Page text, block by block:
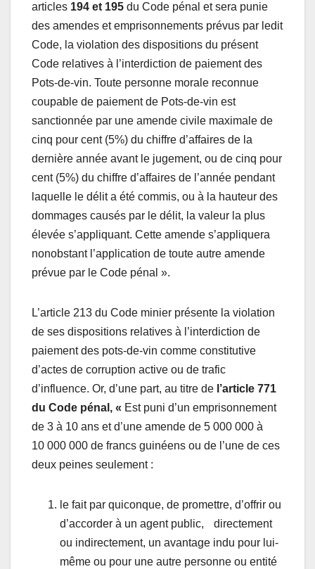
articles 194 et 195 du Code pénal et sera punie
des amendes et emprisonnements prévus par ledit
Code, la violation des dispositions du présent
Code relatives à l’interdiction de paiement des
Pots-de-vin. Toute personne morale reconnue
coupable de paiement de Pots-de-vin est
sanctionnée par une amende civile maximale de
cinq pour cent (5%) du chiffre d’affaires de la
dernière année avant le jugement, ou de cinq pour
cent (5%) du chiffre d’affaires de l’année pendant
laquelle le délit a été commis, ou à la hauteur des
dommages causés par le délit, la valeur la plus
élevée s’appliquant. Cette amende s’appliquera
nonobstant l’application de toute autre amende
prévue par le Code pénal ».
L’article 213 du Code minier présente la violation
de ses dispositions relatives à l’interdiction de
paiement des pots-de-vin comme constitutive
d’actes de corruption active ou de trafic
d’influence. Or, d’une part, au titre de l’article 771
du Code pénal, « Est puni d’un emprisonnement
de 3 à 10 ans et d’une amende de 5 000 000 à
10 000 000 de francs guinéens ou de l’une de ces
deux peines seulement :
le fait par quiconque, de promettre, d’offrir ou
d’accorder à un agent public, directement
ou indirectement, un avantage indu pour lui-
même ou pour une autre personne ou entité